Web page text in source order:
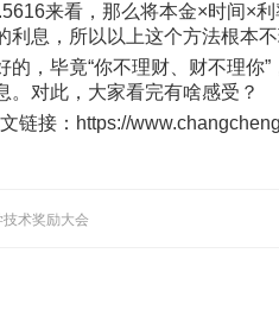
来看，那么将本金×时间×
息，所以以上这个方法根本不
，毕竟“你不理财、财不理你
。对此，大家看完有啥感受？
链接：https://
技术奖励大会